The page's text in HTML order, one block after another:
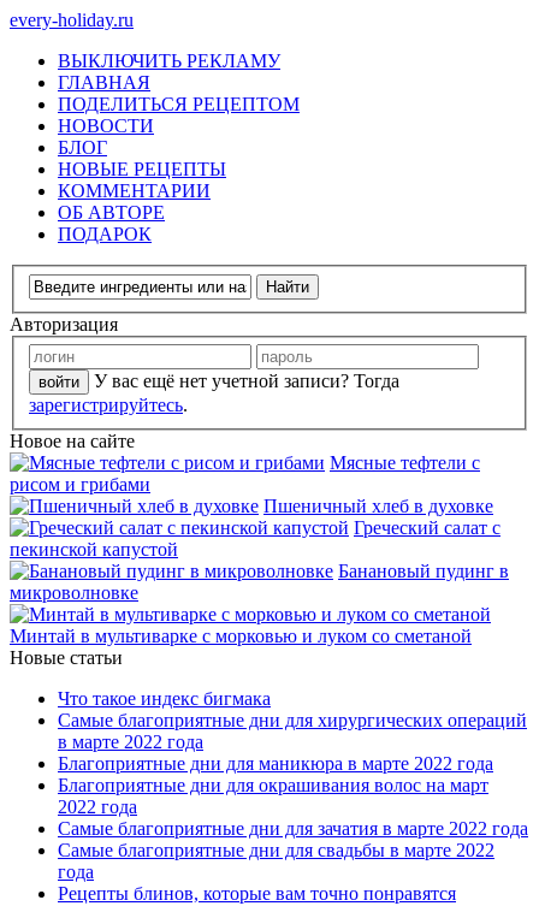
every-holiday.ru
ВЫКЛЮЧИТЬ РЕКЛАМУ
ГЛАВНАЯ
ПОДЕЛИТЬСЯ РЕЦЕПТОМ
НОВОСТИ
БЛОГ
НОВЫЕ РЕЦЕПТЫ
КОММЕНТАРИИ
ОБ АВТОРЕ
ПОДАРОК
Авторизация
У вас ещё нет учетной записи? Тогда
зарегистрируйтесь.
Новое на сайте
Мясные тефтели с
рисом и грибами
Пшеничный хлеб в духовке
Греческий салат с
пекинской капустой
Банановый пудинг в
микроволновке
Минтай в мультиварке с морковью и луком со сметаной
Новые статьи
Что такое индекс бигмака
Самые благоприятные дни для хирургических операций
в марте 2022 года
Благоприятные дни для маникюра в марте 2022 года
Благоприятные дни для окрашивания волос на март
2022 года
Самые благоприятные дни для зачатия в марте 2022 года
Самые благоприятные дни для свадьбы в марте 2022
года
Рецепты блинов, которые вам точно понравятся